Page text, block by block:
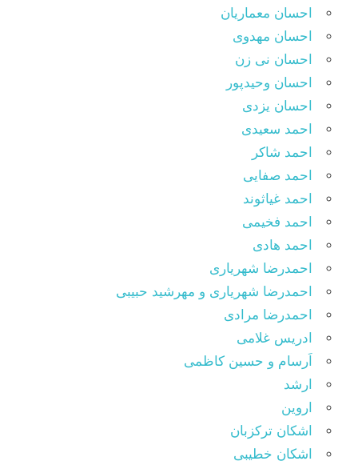
احسان معماریان
احسان مهدوی
احسان نی زن
احسان وحیدپور
احسان یزدی
احمد سعیدی
احمد شاکر
احمد صفایی
احمد غیاثوند
احمد فخیمی
احمد هادی
احمدرضا شهریاری
احمدرضا شهریاری و مهرشید حبیبی
احمدرضا مرادی
ادریس غلامی
اَرسام و حسین کاظمی
ارشد
اروین
اشکان ترکزبان
اشکان خطیبی